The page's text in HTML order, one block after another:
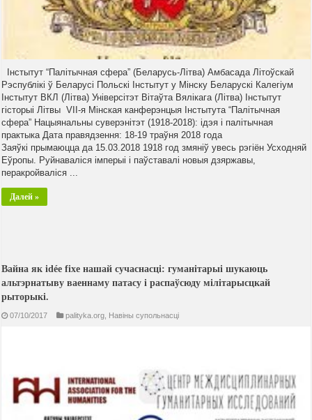
Інстытут “Палітычная сфера” (Беларусь-Літва) Амбасада Літоўскай
Рэспублікі ў Беларусі Польскі Інстытут у Мінску Беларускі Калегіум
Інстытут ВКЛ (Літва) Універсітэт Вітаўта Вялікага (Літва) Інстытут
гісторыі Літвы VІI-я Мінская канферэнцыя Інстытута “Палітычная
сфера” Нацыянальны суверэнітэт (1918-2018): ідэя і палітычная
практыка Дата правядзення: 18-19 траўня 2018 года
Заяўкі прымаюцца да 15.03.2018 1918 год змяніў увесь рэгіён Усходняй
Еўропы. Руйнаваліся імперыі і паўставалі новыя дзяржавы,
перакройваліся ...
Далей »
Вайна як idée fixe нашай сучаснасці: гуманітарыі шукаюць
альтэрнатыву ваеннаму патасу і распаўсюду мілітарысцкай
рыторыкі.
07/10/2017 palityka.org Навiны супольнасцi